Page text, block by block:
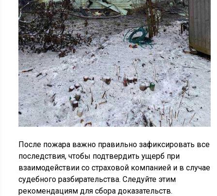
После пожара важно правильно зафиксировать все
последствия, чтобы подтвердить ущерб при
взаимодействии со страховой компанией и в случае
судебного разбирательства. Следуйте этим
рекомендациям для сбора доказательств.